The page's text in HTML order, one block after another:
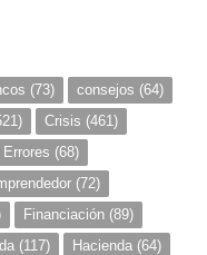
(73) consejos (64)
Crisis (461)
Errores (68)
(72)
Financiación (89)
(117) Hacienda (64)